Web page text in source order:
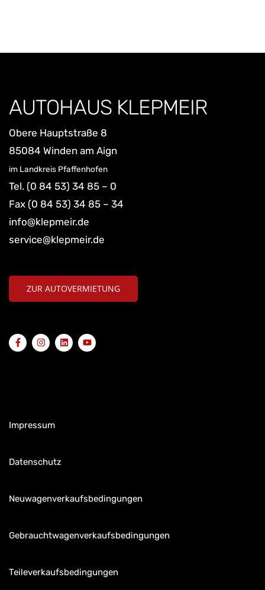
AUTOHAUS KLEPMEIR
Obere Hauptstraße 8
85084 Winden am Aign
im Landkreis Pfaffenhofen
Tel. (0 84 53) 34 85 – 0
Fax (0 84 53) 34 85 – 34
info@klepmeir.de
service@klepmeir.de
ZUR AUTOVERMIETUNG
Impressum
Datenschutz
Neuwagenverkaufsbedingungen
Gebrauchtwagenverkaufsbedingungen
Teileverkaufsbedingungen